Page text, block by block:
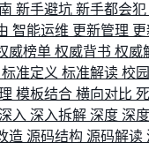
新手避坑 新手都会犯
智能运维 更新管理
威榜单 权威背书 权威
标准定义 标准解读 校
模板结合 横向对比
入 深入拆解 深度 深
造 源码结构 源码解读